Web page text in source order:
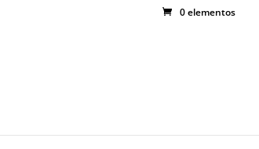
0 elementos